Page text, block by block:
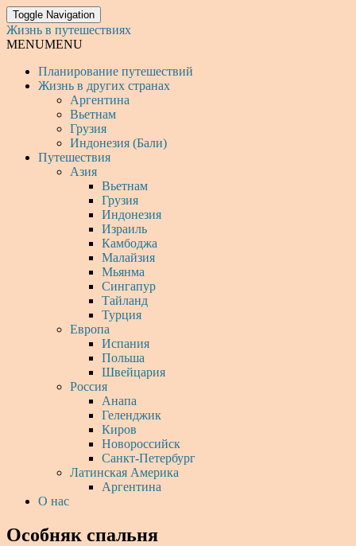
Toggle Navigation
Жизнь в путешествиях
MENUMENU
Планирование путешествий
Жизнь в других странах
Аргентина
Вьетнам
Грузия
Индонезия (Бали)
Путешествия
Азия
Вьетнам
Грузия
Индонезия
Израиль
Камбоджа
Малайзия
Мьянма
Сингапур
Тайланд
Турция
Европа
Испания
Польша
Швейцария
Россия
Анапа
Геленджик
Киров
Новороссийск
Санкт-Петербург
Латинская Америка
Аргентина
О нас
Особняк спальня